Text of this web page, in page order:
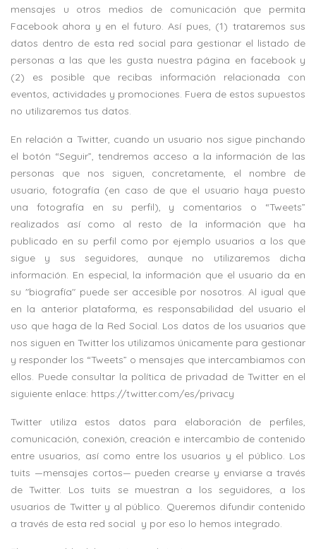
mensajes u otros medios de comunicación que permita
Facebook ahora y en el futuro. Así pues, (1) trataremos sus
datos dentro de esta red social para gestionar el listado de
personas a las que les gusta nuestra página en facebook y
(2) es posible que recibas información relacionada con
eventos, actividades y promociones. Fuera de estos supuestos
no utilizaremos tus datos.
En relación a Twitter, cuando un usuario nos sigue pinchando
el botón “Seguir”, tendremos acceso a la información de las
personas que nos siguen, concretamente, el nombre de
usuario, fotografía (en caso de que el usuario haya puesto
una fotografía en su perfil), y comentarios o “Tweets”
realizados así como al resto de la información que ha
publicado en su perfil como por ejemplo usuarios a los que
sigue y sus seguidores, aunque no utilizaremos dicha
información. En especial, la información que el usuario da en
su "biografía" puede ser accesible por nosotros. Al igual que
en la anterior plataforma, es responsabilidad del usuario el
uso que haga de la Red Social. Los datos de los usuarios que
nos siguen en Twitter los utilizamos únicamente para gestionar
y responder los “Tweets” o mensajes que intercambiamos con
ellos. Puede consultar la política de privadad de Twitter en el
siguiente enlace: https://twitter.com/es/privacy
Twitter utiliza estos datos para elaboración de perfiles,
comunicación, conexión, creación e intercambio de contenido
entre usuarios, así como entre los usuarios y el público. Los
tuits —mensajes cortos— pueden crearse y enviarse a través
de Twitter. Los tuits se muestran a los seguidores, a los
usuarios de Twitter y al público. Queremos difundir contenido
a través de esta red social y por eso lo hemos integrado.